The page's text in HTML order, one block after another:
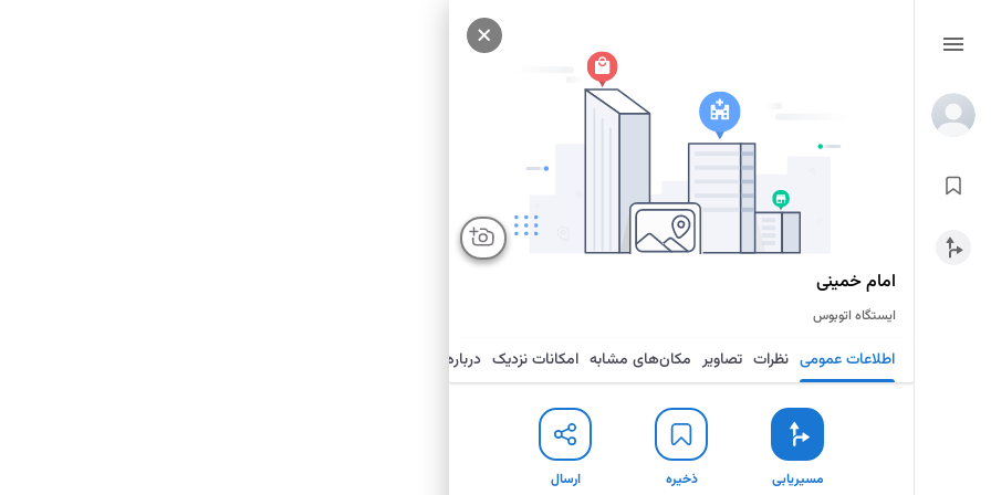
امام خمینی
ایستگاه اتوبوس
اطلاعات عمومی نظرات تصاویر مکان‌های مشابه امکانات نزدیک درباره
مسیریابی ذخیره ارسال